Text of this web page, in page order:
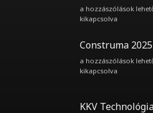
Jedlik
Ányos
energia
cégének!
bejegyzéshez
a hozzászólások
kikapcsolva
Construma 2025
Construma
2025
a hozzászólások
kikapcsolva
KKV